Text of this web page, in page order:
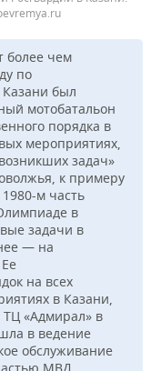
более чем
по
был
мотобатальон
порядка в
мероприятиях,
задач»
к примеру
м часть
в
задачи в
— на
на всех
в Казани,
«Адмирал» в
в ведение
обслуживание